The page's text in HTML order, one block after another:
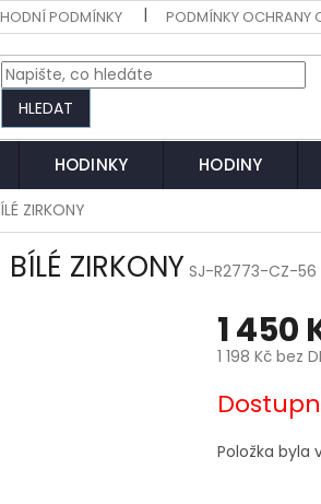
PODMÍNKY PODMÍNKY OCHRANY
HLEDAT
HODINKY HODINY
ZIRKONY
ZIRKONY SJ-R2773-CZ-56
1 450
1 198 Kč bez
cena:
Položka byla